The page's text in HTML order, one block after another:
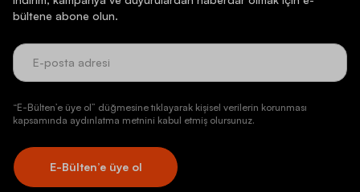
bültene abone olun.
“E-Bülten’e üye ol” düğmesine tıklayarak kişisel verilerin korunması
kapsamında aydınlatma metnini kabul etmiş olursunuz.
E-Bülten’e üye ol